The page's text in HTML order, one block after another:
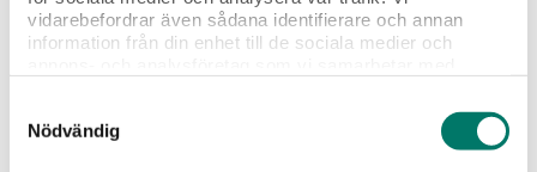
vidarebefordrar även sådana identifierare och annan
information från din enhet till de sociala medier och
information som du har tillhandahållit eller som de har
samlat in när du har använt deras tjänster.
Nödvändig